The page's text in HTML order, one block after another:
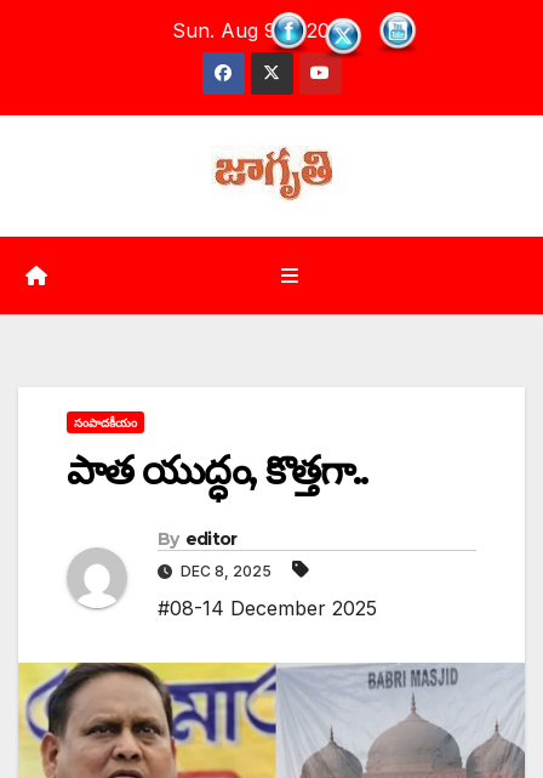
Sun. Aug 9th, 2026
సంపాదకీయం
పాత యుద్ధం, కొత్తగా..
By editor
DEC 8, 2025
#08-14 December 2025